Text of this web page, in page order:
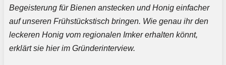
Begeisterung für Bienen anstecken und Honig einfacher
auf unseren Frühstückstisch bringen. Wie genau ihr den
leckeren Honig vom regionalen Imker erhalten könnt,
erklärt sie hier im Gründerinterview.